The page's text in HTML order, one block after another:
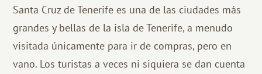
Santa Cruz de Tenerife es una de las ciudades más
grandes y bellas de la isla de Tenerife, a menudo
visitada únicamente para ir de compras, pero en
vano. Los turistas a veces ni siquiera se dan cuenta